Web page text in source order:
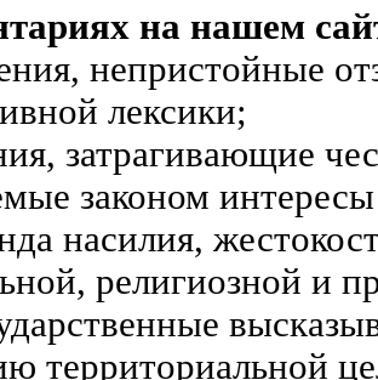
на нашем
непристойные
лексики;
затрагивающие
законом
насилия,
религиозной и
территориальной